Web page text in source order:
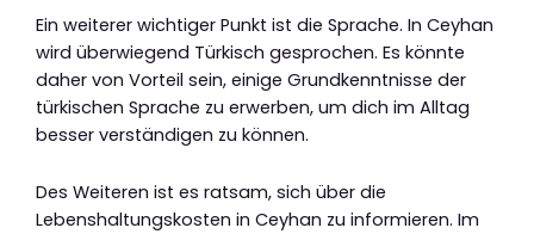
Ein weiterer wichtiger Punkt ist die Sprache. In Ceyhan
wird überwiegend Türkisch gesprochen. Es könnte
daher von Vorteil sein, einige Grundkenntnisse der
türkischen Sprache zu erwerben, um dich im Alltag
besser verständigen zu können.
Des Weiteren ist es ratsam, sich über die
Lebenshaltungskosten in Ceyhan zu informieren. Im